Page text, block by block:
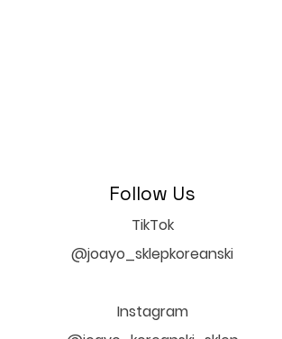
Follow Us
TikTok
@joayo_sklepkoreanski
Instagram